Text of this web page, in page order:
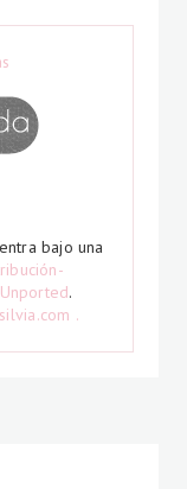
bajo una
.
.